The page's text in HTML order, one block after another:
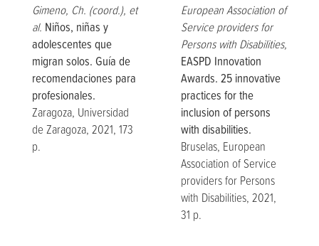
Gimeno, Ch. (coord.), et
al. Niños, niñas y
adolescentes que
migran solos. Guía de
recomendaciones para
profesionales.
Zaragoza, Universidad
de Zaragoza, 2021, 173
p.
European Association of
Service providers for
Persons with Disabilities,
EASPD Innovation
Awards. 25 innovative
practices for the
inclusion of persons
with disabilities.
Bruselas, European
Association of Service
providers for Persons
with Disabilities, 2021,
31 p.